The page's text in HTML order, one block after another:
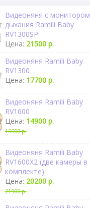
Видеоняня с монитором
дыхания Ramili Baby
RV1300SP
Цена: 21500 р.
Видеоняня Ramili Baby
RV1300
Цена: 17700 р.
Видеоняня Ramili Baby
RV1600
Цена: 14900 р.
16600 р.
Видеоняня Ramili Baby
RV1600X2 (две камеры в
комплекте)
Цена: 20200 р.
21900 р.